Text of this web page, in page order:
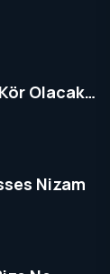
Olacak
Nizam